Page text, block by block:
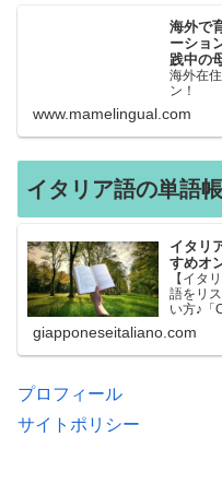
海外で
ーショ
践中の
海外在
ン！
www.mamelingual.com
イタリア語の単語帳
イタリ
すめオ
【イタ
語をリ
い方♪「
知りた
→日本
できる
giapponeseitaliano.com
プロフィール
サイトポリシー